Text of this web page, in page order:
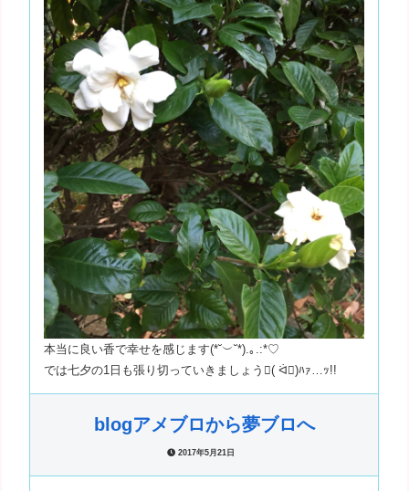
本当に良い香で幸せを感じます(*˘︶˘*).｡.:*♡
では七夕の1日も張り切っていきましょう( ᐛ)ﾊｧ…ｯ!!
blogアメブロから夢ブロへ
2017年5月21日